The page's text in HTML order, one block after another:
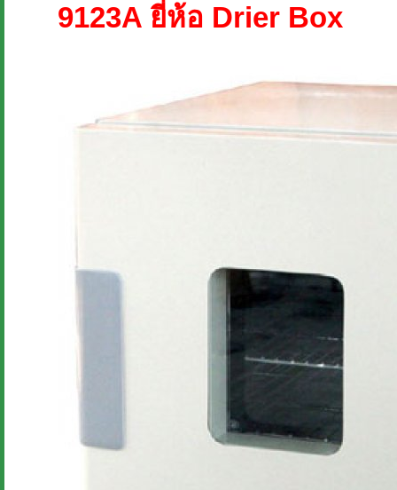
9123A ยี่ห้อ Drier Box